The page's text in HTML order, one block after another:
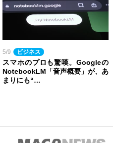
5/9 ビジネス
スマホのプロも驚嘆。Googleの
NotebookLM「音声概要」が、あ
まりにも“…